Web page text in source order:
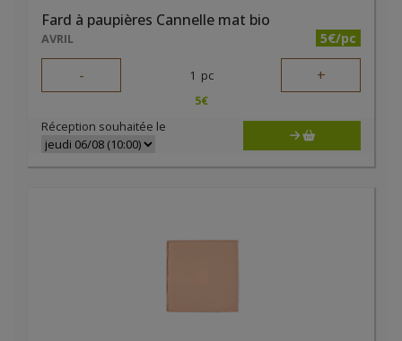
Fard à paupières Cannelle mat bio
AVRIL 5€/pc
- 1 pc +
5€
Réception souhaitée le